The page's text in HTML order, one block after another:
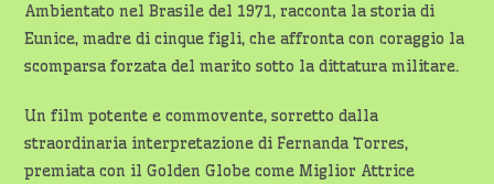
Ambientato nel Brasile del 1971, racconta la storia di
Eunice, madre di cinque figli, che affronta con coraggio la
scomparsa forzata del marito sotto la dittatura militare.
Un film potente e commovente, sorretto dalla
straordinaria interpretazione di Fernanda Torres,
premiata con il Golden Globe come Miglior Attrice